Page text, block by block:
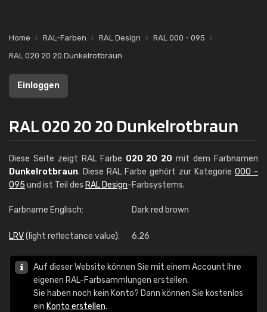
Home RAL-Farben RAL Design
RAL 000 - 095
RAL 020 20 20 Dunkelrotbraun
Einloggen
RAL 020 20 20 Dunkelrotbraun
Diese Seite zeigt RAL Farbe 020 20 20 mit dem Farbnamen
Dunkelrotbraun. Diese RAL Farbe gehört zur Kategorie 000 -
095 und ist Teil des RAL Design-Farbsystems.
Farbname Englisch: Dark red brown
LRV(light reflectance value): 6,26
Auf dieser Website können Sie mit einem Account Ihre
eigenen RAL-Farbsammlungen erstellen.
Sie haben noch kein Konto? Dann können Sie kostenlos
ein Konto erstellen.